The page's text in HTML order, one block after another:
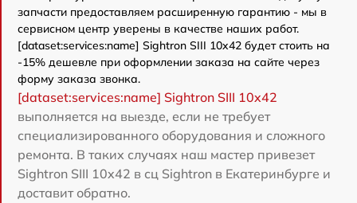
запчасти предоставляем расширенную гарантию - мы в
сервисном центр уверены в качестве наших работ.
[dataset:services:name] Sightron SIII 10x42 будет стоить на
-15% дешевле при оформлении заказа на сайте через
форму заказа звонка.
[dataset:services:name] Sightron SIII 10x42
выполняется на выезде, если не требует
специализированного оборудования и сложного
ремонта. В таких случаях наш мастер привезет
Sightron SIII 10x42 в сц Sightron в Екатеринбурге и
доставит обратно.